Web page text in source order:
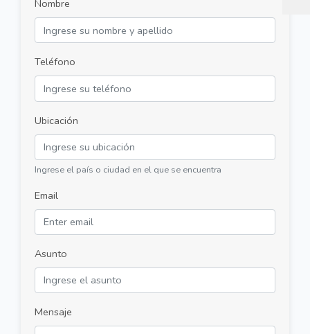
Nombre
Teléfono
Ubicación
Ingrese el país o ciudad en el que se encuentra
Email
Asunto
Mensaje